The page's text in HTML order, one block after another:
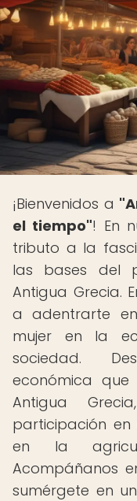
¡Bienvenidos a
el tiempo"! En
tributo a la
las bases del
Antigua Grecia.
a adentrarte
mujer en la
sociedad.
económica
Antigua
participación
en la
Acompáñanos
sumérgete en